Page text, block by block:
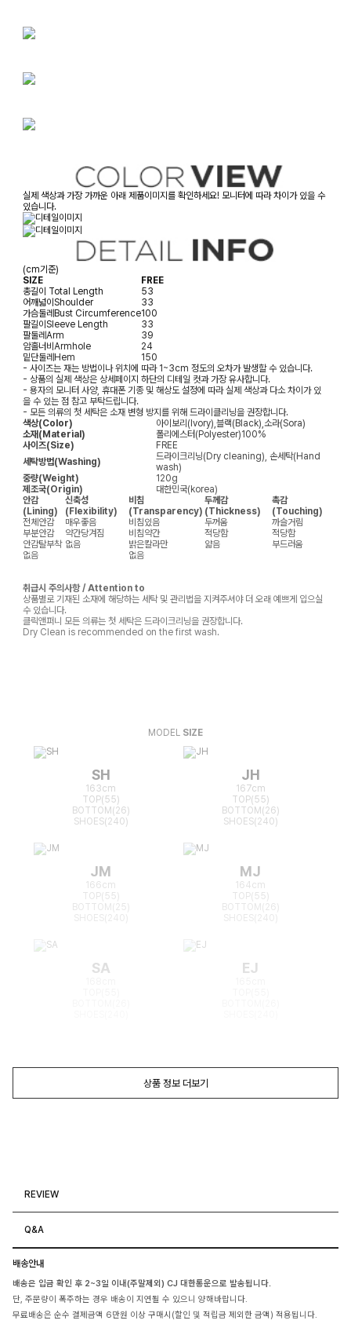
실제 색상과 가장 가까운 아래 제품이미지를 확인하세요! 모니터에 따라 차이가 있을 수
있습니다.
(cm기준)
SIZE
FREE
총길이 Total Length
53
어깨넓이Shoulder
33
가슴둘레Bust Circumference100
팔길이Sleeve Length
33
팔둘레Arm
39
암홀너비Armhole
24
밑단둘레Hem
150
- 사이즈는 재는 방법이나 위치에 따라 1~3cm 정도의 오차가 발생할 수 있습니다.
- 상품의 실제 색상은 상세페이지 하단의 디테일 컷과 가장 유사합니다.
- 용자의 모니터 사양, 휴대폰 기종 및 해상도 설정에 따라 실제 색상과 다소 차이가 있
을 수 있는 점 참고 부탁드립니다.
- 모든 의류의 첫 세탁은 소재 변형 방지를 위해 드라이클리닝을 권장합니다.
색상(Color)
아이보리(Ivory),블랙(Black),소라(Sora)
소재(Material)
폴리에스터(Polyester)100%
사이즈(Size)
FREE
세탁방법(Washing)
드라이크리닝(Dry cleaning), 손세탁(Hand
wash)
중량(Weight)
120g
제조국(Origin)
대한민국(korea)
안감
(Lining)
신축성
(Flexibility)
비침
(Transparency)
두께감
(Thickness)
촉감
(Touching)
전체안감
매우좋음 비침있음 두꺼움
까슬거림
부분안감
약간당겨짐 비침약간 적당함
적당함
안감탈부착 없음 밝은칼라만 얇음
부드러움
없음
없음
취급시 주의사항 / Attention to
상품별로 기재된 소재에 해당하는 세탁 및 관리법을 지켜주셔야 더 오래 예쁘게 입으실
수 있습니다.
클릭앤퍼니 모든 의류는 첫 세탁은 드라이크리닝을 권장합니다.
Dry Clean is recommended on the first wash.
MODEL SIZE
SH
163cm
TOP(55)
BOTTOM(26)
SHOES(240)
JH
167cm
TOP(55)
BOTTOM(26)
SHOES(240)
JM
166cm
TOP(55)
BOTTOM(25)
MJ
164cm
TOP(55)
BOTTOM(26)
SA EJ
상품 정보 더보기
REVIEW
Q&A
배송안내
배송은 입금 확인 후 2~3일 이내(주말제외) CJ 대한통운으로 발송됩니다.
단, 주문량이 폭주하는 경우 배송이 지연될 수 있으니 양해바랍니다.
무료배송은 순수 결제금액 6만원 이상 구매시(할인 및 적립금 제외한 금액) 적용됩니다.